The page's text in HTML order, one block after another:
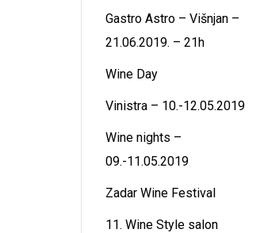
Gastro Astro – Višnjan –
21.06.2019. – 21h
Wine Day
Vinistra – 10.-12.05.2019
Wine nights –
09.-11.05.2019
Zadar Wine Festival
11. Wine Style salon